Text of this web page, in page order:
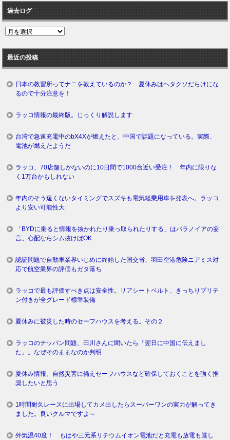
過去ログ
過
ロ
グ
最近の投稿
日本の教習所ってナニを教えているのか？ 夏休みはヘタクソだらけにな
るので十分注意を！
ラッコ情報の最終版。じっくり解説します
台湾で急速充電中のbX4Xが燃えたと、中国で話題になっている。実際、
電池が燃えたようだ
ラッコ、70店舗しかないのに10日間で1000台近い受注！ 年内に限りな
く1万台かもしれない
年内のそう遠くないタイミングでスズキも電気軽乗用車を発表へ。ラッコ
より安い可能性大
「BYDに乗ると情報を抜かれたり乗っ取られたりする」はパラノイアの妄
言。心配ならシム抜けばOK
認証問題で自動車業界いじめに終始した国交省、羽田空港危険ニアミス対
応で航空業界の評価もガタ落ち
ラッコで最も評価すべき点は安全性。リアシートベルト、きっちりプリテ
ン付きが全グレード標準装備
夏休みに被災した時のセーフハウスを考える。その２
ラッコのテッパン問題、田川さんに聞いたら「翌日に中国に伝えまし
た」。なぜそのままなのか判明
夏休み情報。自然災害に備えセーフハウスなど確保しておくことを強く推
奨したいと思う
1時間耐久レースに出場してカメ出したらスーパーワンの実力が解ってき
ました。良いクルマですよ～
外気温40度！ もはや三元系リチウムイオン電池だと充電も放電も厳し